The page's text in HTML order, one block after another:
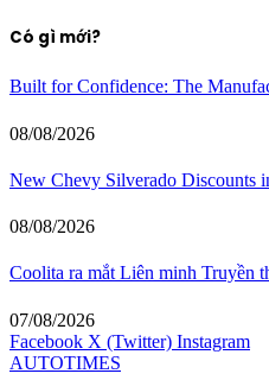
Có gì mới?
Built for Confidence: The
08/08/2026
New Chevy Silverado Discounts
08/08/2026
Coolita ra mắt Liên minh Truyền
07/08/2026
Facebook X (Twitter) Instagram
AUTOTIMES